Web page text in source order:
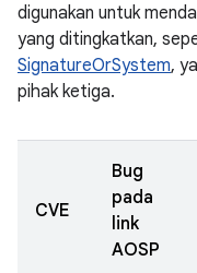
digunakan untuk
yang ditingkatkan,
SignatureOrSystem,
pihak ketiga.
CVE
Bug
pada
link
AOSP